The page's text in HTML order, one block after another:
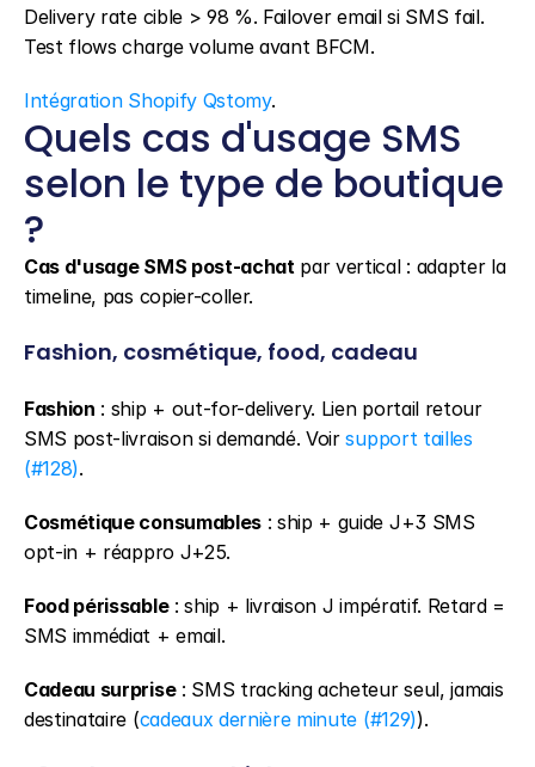
Delivery rate cible > 98 %. Failover email si SMS fail.
Test flows charge volume avant BFCM.
Intégration Shopify Qstomy.
Quels cas d'usage SMS
selon le type de boutique
?
Cas d'usage SMS post-achat par vertical : adapter la
timeline, pas copier-coller.
Fashion, cosmétique, food, cadeau
Fashion : ship + out-for-delivery. Lien portail retour
SMS post-livraison si demandé. Voir support tailles
(#128).
Cosmétique consumables : ship + guide J+3 SMS
opt-in + réappro J+25.
Food périssable : ship + livraison J impératif. Retard =
SMS immédiat + email.
Cadeau surprise : SMS tracking acheteur seul, jamais
destinataire (cadeaux dernière minute (#129)).